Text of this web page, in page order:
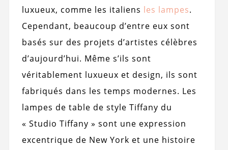
luxueux, comme les italiens les lampes.
Cependant, beaucoup d’entre eux sont
basés sur des projets d’artistes célèbres
d’aujourd’hui. Même s’ils sont
véritablement luxueux et design, ils sont
fabriqués dans les temps modernes. Les
lampes de table de style Tiffany du
« Studio Tiffany » sont une expression
excentrique de New York et une histoire